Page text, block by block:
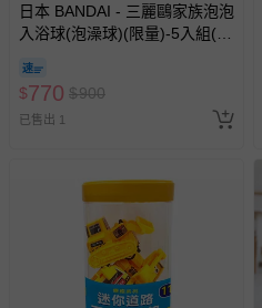
日本 BANDAI - 三麗鷗家族泡泡
入浴球(泡澡球)(限量)-5入組(隨
$770 $900
已售出 1